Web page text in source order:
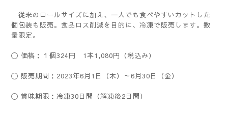
従来のロールサイズに加え、一人でも食べやすいカットした
個包装も販売。食品ロス削減を目的に、冷凍で販売します。数
量限定。
〇 価格：１個324円 1本1,080円（税込み）
〇 販売期間：2023年6月1日（木）～6月30日（金）
〇 賞味期限：冷凍30日間（解凍後2日間）